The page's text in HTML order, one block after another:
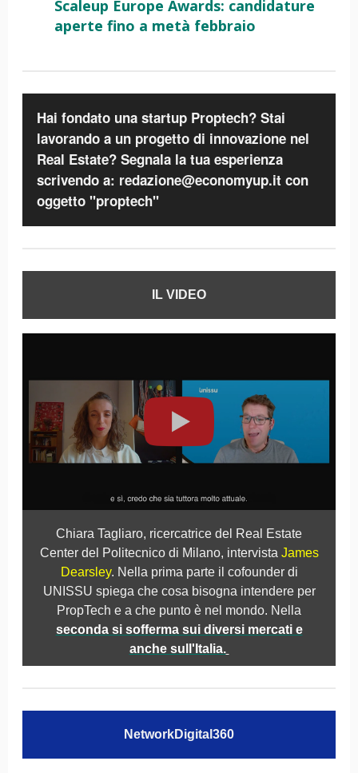
Scaleup Europe Awards: candidature
aperte fino a metà febbraio
Hai fondato una startup Proptech? Stai
lavorando a un progetto di innovazione nel
Real Estate? Segnala la tua esperienza
scrivendo a: redazione@economyup.it con
oggetto "proptech"
IL VIDEO
Chiara Tagliaro, ricercatrice del Real Estate
Center del Politecnico di Milano, intervista James
Dearsley. Nella prima parte il cofounder di
UNISSU spiega che cosa bisogna intendere per
PropTech e a che punto è nel mondo. Nella
seconda si sofferma sui diversi mercati e
anche sull'Italia.
NetworkDigital360